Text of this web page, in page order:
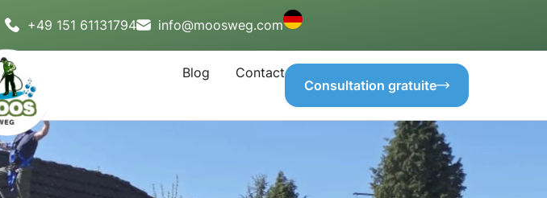
+49 151 61131794 info@moosweg.com
Blog
Contact
Consultation gratuite